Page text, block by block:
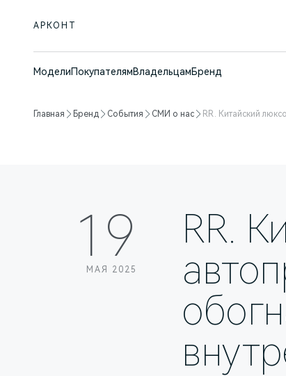
АРКОНТ
МоделиПокупателямВладельцамБренд
Главная Бренд События СМИ о нас RR. Китайский
19
МАЯ 2025
RR.